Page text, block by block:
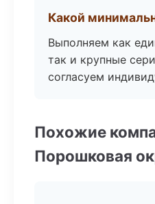
Какой
Выполняем как
так и крупные
согласуем
Похожие
Порошковая